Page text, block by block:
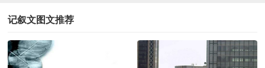
记叙文图文推荐